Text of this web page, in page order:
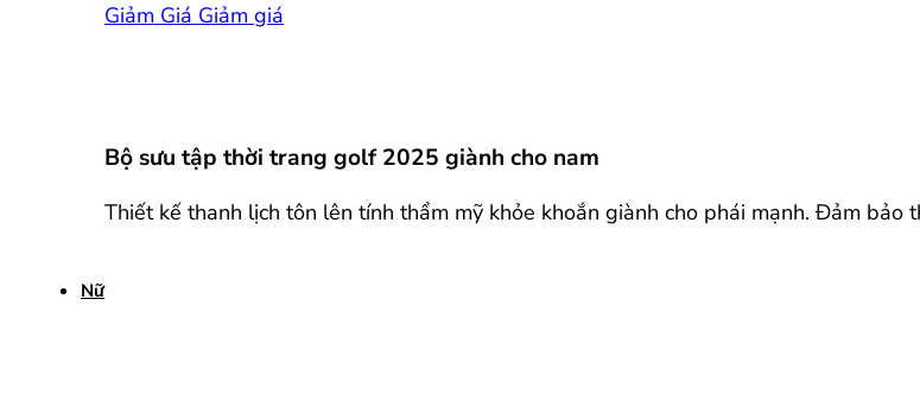
Giảm Giá
Bộ sưu tập thời trang golf 2025 giành cho nam
Thiết kế thanh lịch tôn lên tính thẩm mỹ khỏe khoắn giành cho phái mạnh. Đảm bảo
Nữ